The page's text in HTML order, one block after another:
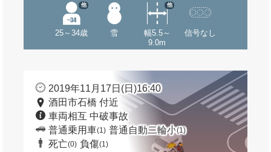
25～34歳
他
雪
幅5.5～
9.0m
他
信号なし
2019年11月17日(日)16:40
酒田市石橋 付近
車両相互 中破事故
普通乗用車(1) 普通自動二輪小(1)
死亡(0) 負傷(1)